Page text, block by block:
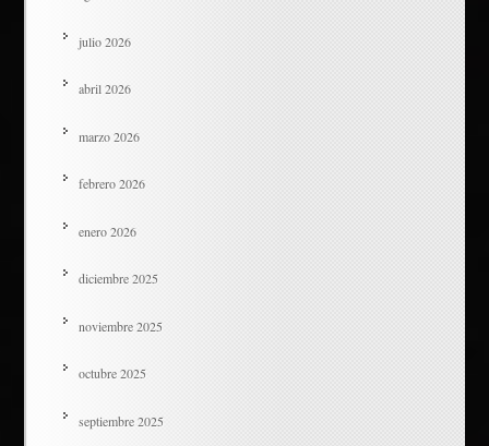
julio 2026
abril 2026
marzo 2026
febrero 2026
enero 2026
diciembre 2025
noviembre 2025
octubre 2025
septiembre 2025